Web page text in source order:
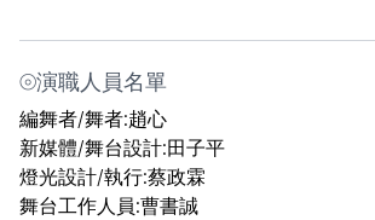
⦾演職人員名單
編舞者/舞者:趙心
新媒體/舞台設計:田子平
燈光設計/執行:蔡政霖
舞台工作人員:曹書誠